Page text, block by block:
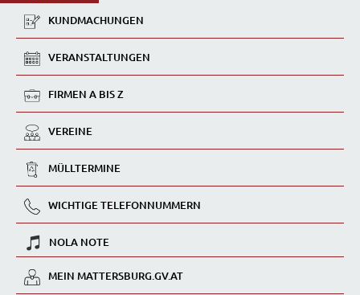
KUNDMACHUNGEN
VERANSTALTUNGEN
FIRMEN A BIS Z
VEREINE
MÜLLTERMINE
WICHTIGE TELEFONNUMMERN
NOLA NOTE
MEIN MATTERSBURG.GV.AT